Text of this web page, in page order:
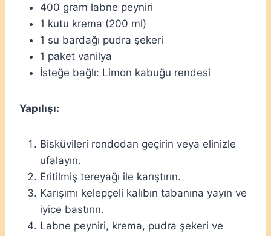
400 gram labne peyniri
1 kutu krema (200 ml)
1 su bardağı pudra şekeri
1 paket vanilya
İsteğe bağlı: Limon kabuğu rendesi
Yapılışı:
Bisküvileri rondodan geçirin veya elinizle
ufalayın.
Eritilmiş tereyağı ile karıştırın.
Karışımı kelepçeli kalıbın tabanına yayın ve
iyice bastırın.
Labne peyniri, krema, pudra şekeri ve